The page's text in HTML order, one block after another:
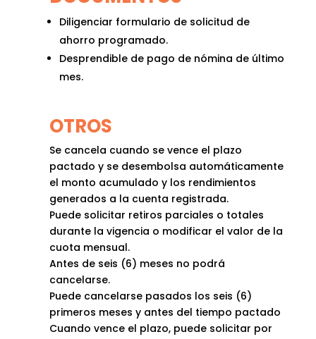
Diligenciar formulario de solicitud de
ahorro programado.
Desprendible de pago de nómina de último
mes.
OTROS
Se cancela cuando se vence el plazo
pactado y se desembolsa automáticamente
el monto acumulado y los rendimientos
generados a la cuenta registrada.
Puede solicitar retiros parciales o totales
durante la vigencia o modificar el valor de la
cuota mensual.
Antes de seis (6) meses no podrá
cancelarse.
Puede cancelarse pasados los seis (6)
primeros meses y antes del tiempo pactado
Cuando vence el plazo, puede solicitar por